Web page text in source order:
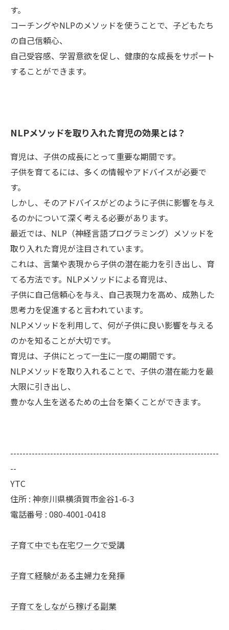
す。
コーチングやNLPのメソッドを使うことで、子どもたち
の自己信頼心、
自己受容感、学習意欲を促し、健康的な成長をサポート
することができます。
NLPメソッドを取り入れた育児の効果とは？
育児は、子供の成長にとって重要な期間です。
子供を育てるには、多くの情報やアドバイスが必要で
す。
しかし、そのアドバイスがどのように子供に影響を与え
るのかについて深く考える必要があります。
最近では、NLP（神経言語プログラミング）メソッドを
取り入れた育児が注目されています。
これは、言葉や表現から子供の潜在能力を引き出し、育
てる方法です。NLPメソッドによる育児は、
子供に自己信頼心を与え、自己表現力を高め、成熟した
思考力を促進すると言われています。
NLPメソッドを利用して、何が子供に良い影響を与える
のかを知ることが大切です。
育児は、子供にとって一生に一度の期間です。
NLPメソッドを取り入れることで、子供の潜在能力を最
大限に引き出し、
豊かな人生を送るための土台を築くことができます。
--------------------------------------------------------------------
--
YTC
住所 : 神奈川県横須賀市金谷1-6-3
電話番号 : 080-4001-0418
子育て中でも在宅ワークで受講
子育て経験がある主婦力を発揮
子育てをしながら稼げる副業